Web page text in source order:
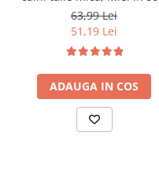
set 24x100g
63,99 Lei
51,19 Lei
ADAUGA IN COS